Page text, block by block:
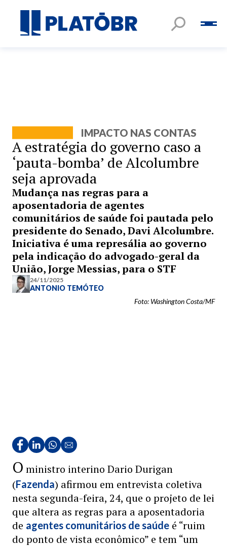
IMPACTO NAS CONTAS
A estratégia do governo caso a
‘pauta-bomba’ de Alcolumbre
seja aprovada
Mudança nas regras para a
aposentadoria de agentes
comunitários de saúde foi pautada pelo
presidente do Senado, Davi Alcolumbre.
Iniciativa é uma represália ao governo
pela indicação do advogado-geral da
União, Jorge Messias, para o STF
24/11/2025
ANTONIO TEMÓTEO
Foto: Washington Costa/MF
O ministro interino Dario Durigan
(Fazenda) afirmou em entrevista coletiva
nesta segunda-feira, 24, que o projeto de lei
que altera as regras para a aposentadoria
de agentes comunitários de saúde é “ruim
do ponto de vista econômico” e tem “um